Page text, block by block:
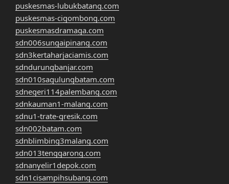
puskesmas-lubukbatang.com
puskesmas-cigombong.com
puskesmasdramaga.com
sdn006sungaipinang.com
sdn3kertaharjaciamis.com
sdndurungbanjar.com
sdn010sagulungbatam.com
sdnegeri114palembang.com
sdnkauman1-malang.com
sdnu1-trate-gresik.com
sdn002batam.com
sdnblimbing3malang.com
sdn013tenggarong.com
sdnanyelir1depok.com
sdn1cisampihsubang.com